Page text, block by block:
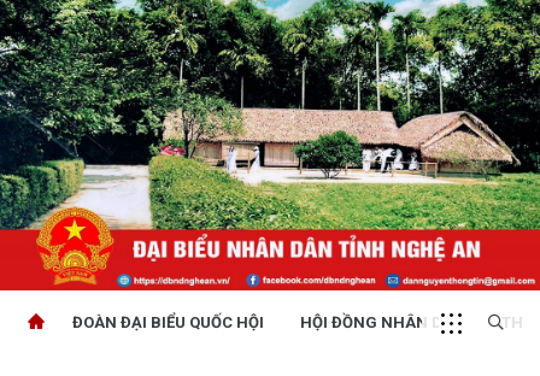
ĐOÀN ĐẠI BIỂU QUỐC HỘI HỘI ĐỒNG NHÂN DÂN